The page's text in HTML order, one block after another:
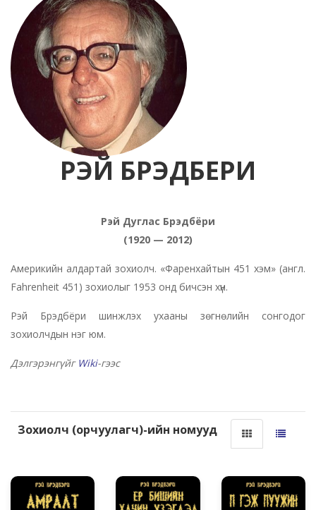
РЭЙ БРЭДБЕРИ
Рэй Дуглас Брэдбёри
(1920 — 2012)
Америкийн алдартай зохиолч. «Фаренхайтын 451 хэм» (англ.
Fahrenheit 451) зохиолыг 1953 онд бичсэн хүн.
Рэй Брэдбёри шинжлэх ухааны зөгнөлийн сонгодог
зохиолчдын нэг юм.
Дэлгэрэнгүйг Wiki-гээс
Зохиолч (орчуулагч)-ийн номууд